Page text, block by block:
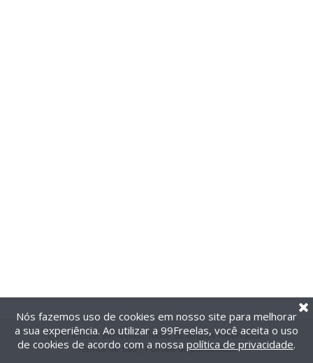
@2014-2026 99Freelas. Todos os direitos reservados.
Termos de uso| Política de privacidade
Nós fazemos uso de cookies em nosso site para melhorar
a sua experiência. Ao utilizar a 99Freelas, você aceita o uso
de cookies de acordo com a nossa política de privacidade.